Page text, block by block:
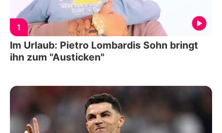
1
Im Urlaub: Pietro Lombardis Sohn bringt
ihn zum "Austicken"